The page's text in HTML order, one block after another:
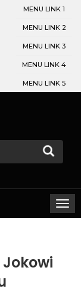
MENU LINK 1
MENU LINK 2
MENU LINK 3
MENU LINK 4
MENU LINK 5